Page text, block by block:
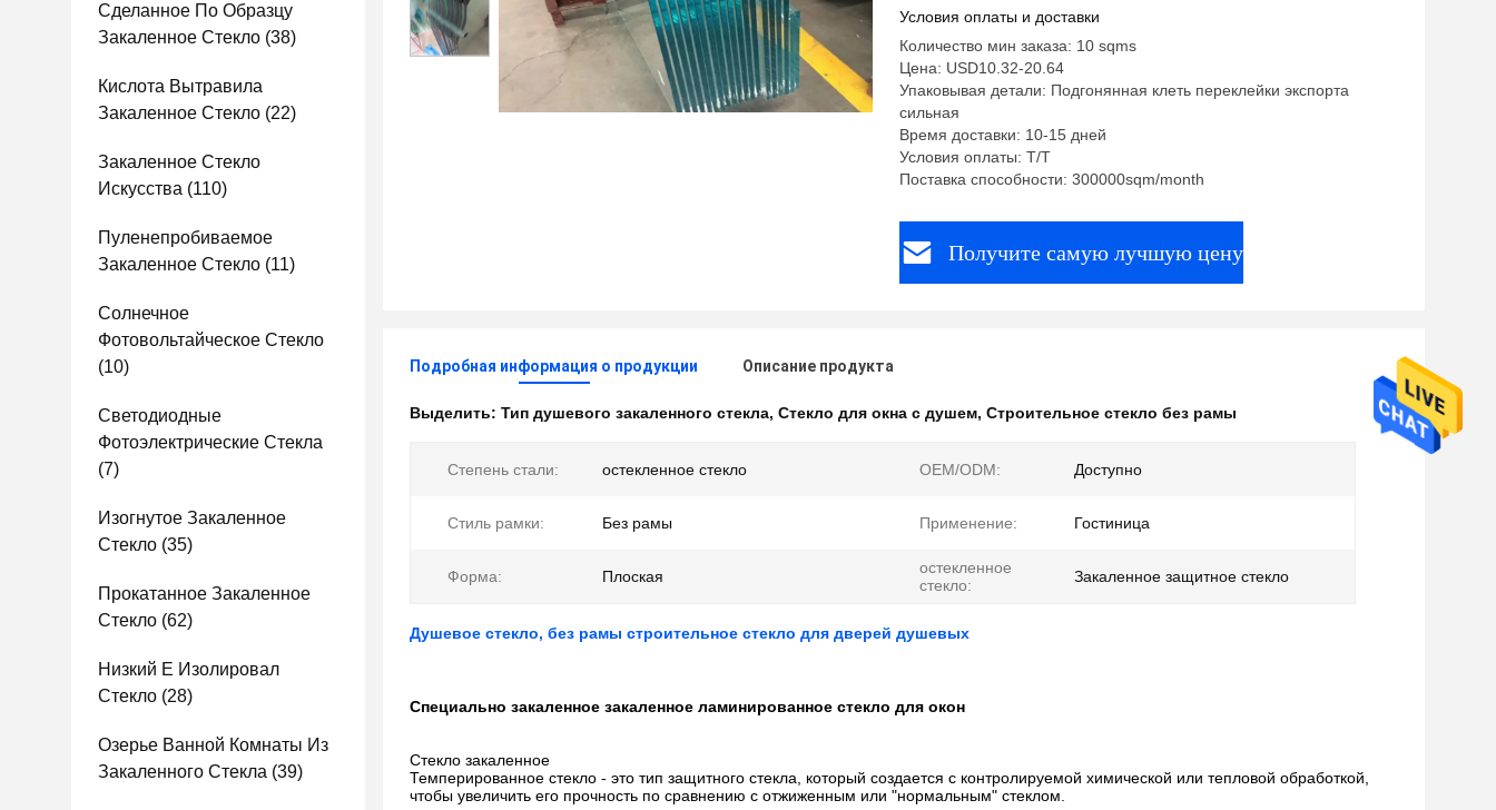
Сделанное По Образцу
Закаленное Стекло (38)
Кислота Вытравила
Закаленное Стекло (22)
Закаленное Стекло
Искусства (110)
Пуленепробиваемое
Закаленное Стекло (11)
Солнечное
Фотовольтайческое Стекло
(10)
Светодиодные
Фотоэлектрические Стекла
(7)
Изогнутое Закаленное
Стекло (35)
Прокатанное Закаленное
Стекло (62)
Низкий E Изолировал
Стекло (28)
Озерье Ванной Комнаты Из
Закаленного Стекла (39)
Условия оплаты и доставки
Количество мин заказа: 10 sqms
Цена: USD10.32-20.64
Упаковывая детали: Подгонянная клеть переклейки экспорта
сильная
Время доставки: 10-15 дней
Условия оплаты: T/T
Поставка способности: 300000sqm/month
Получите самую лучшую цену
Подробная информация о продукции Описание продукта
Выделить: Тип душевого закаленного стекла, Стекло для окна с душем, Строительное стекло без рамы
Степень стали: остекленное стекло OEM/ODM: Доступно
Стиль рамки: Без рамы Применение: Гостиница
Форма: Плоская
остекленное
стекло:
Закаленное защитное стекло
Душевое стекло, без рамы строительное стекло для дверей душевых
Специально закаленное закаленное ламинированное стекло для окон
Стекло закаленное
Темперированное стекло - это тип защитного стекла, который создается с контролируемой химической или тепловой обработкой,
чтобы увеличить его прочность по сравнению с отжиженным или "нормальным" стеклом.